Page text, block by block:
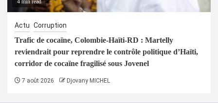
4 min read
Actu Corruption
Trafic de cocaïne, Colombie-Haïti-RD : Martelly
reviendrait pour reprendre le contrôle politique d’Haïti,
corridor de cocaïne fragilisé sous Jovenel
7 août 2026 Djovany MICHEL